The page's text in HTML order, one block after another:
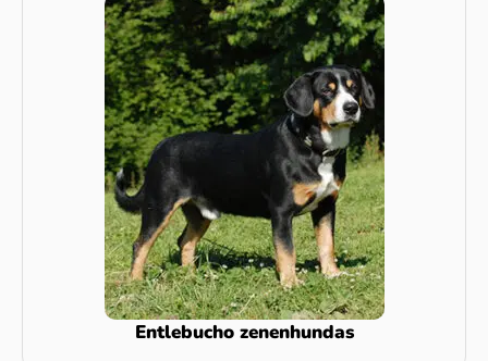
Entlebucho zenenhundas